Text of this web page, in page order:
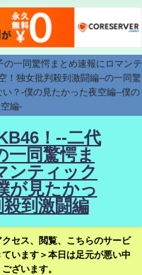
一同驚愕まとめ速報にロマンテ
！独女批判殺到激闘編--の一同驚
？-僕の見たかった夜空編--僕の
編-
！--二代
一同驚愕ま
ンティック
が見たかっ
到激闘編
セス、閲覧、こちらのサービ
います＞本日は足元が悪い中
ざいます。